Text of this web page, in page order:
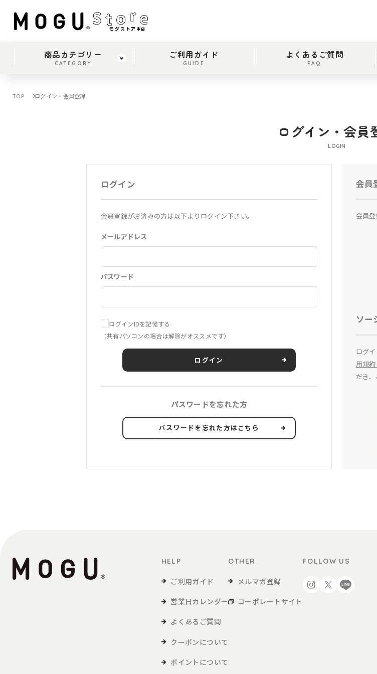
商品カテゴリー
CATEGORY
ご利用ガイド
GUIDE
よくあるご質問
FAQ
TOP ログイン・会員登録
ログイン・会員
LOGIN
ログイン
会員登録がお済みの方は以下よりログイン下さい。
メールアドレス
パスワード
ログインIDを記憶する
（共有パソコンの場合は解除がオススメです）
ログイン
パスワードを忘れた方
パスワードを忘れた方はこちら
会員
会員
ソー
ログ
用規
だき
HELP
ご利用ガイド
営業日カレンダー
よくあるご質問
クーポンについて
ポイントについて
OTHER
メルマガ登録
コーポレートサイト
FOLLOW US